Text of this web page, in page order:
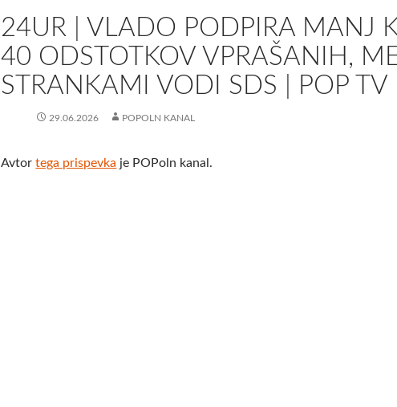
24UR | VLADO PODPIRA MANJ
40 ODSTOTKOV VPRAŠANIH,
STRANKAMI VODI SDS | POP TV
29.06.2026 POPOLN KANAL
Avtortega prispevka je POPoln kanal.